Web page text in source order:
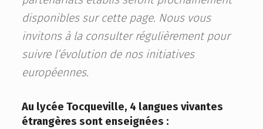
disponibles sur cette page. Nous vous
invitons à la consulter régulièrement pour
suivre l’évolution de nos initiatives
européennes.
Au lycée Tocqueville, 4 langues vivantes
étrangères sont enseignées :